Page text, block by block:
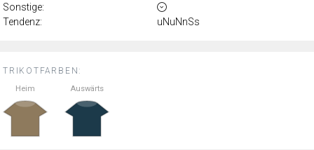
TRIKOTFARBEN:
Heim Auswärts
Sonstige:
Tendenz:
uNuNnSs